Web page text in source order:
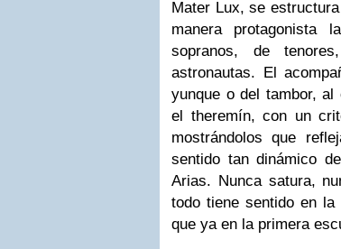
Mater Lux, se
manera protagonista
sopranos, de
astronautas. El
yunque o del tambor,
el theremín, con un
mostrándolos que
sentido tan dinámico
Arias. Nunca satura,
todo tiene sentido en
que ya en la primera